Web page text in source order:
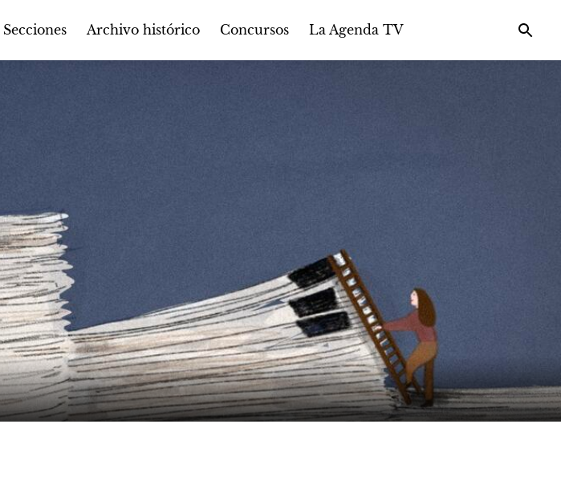
Secciones Archivo histórico Concursos La Agenda TV